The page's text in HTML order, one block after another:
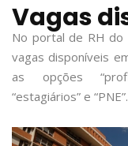
Vagas
No portal de RH do
vagas disponíveis
as opções
“estagiários” e “PNE”.